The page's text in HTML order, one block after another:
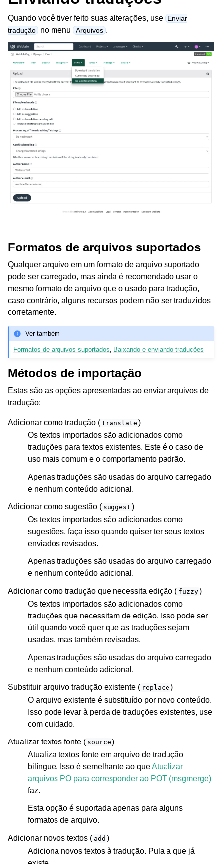
Quando você tiver feito suas alterações, use
Enviar
tradução
no menu Arquivos .
Formatos de arquivos suportados
Qualquer arquivo em um formato de arquivo suportado
pode ser carregado, mas ainda é recomendado usar o
mesmo formato de arquivo que o usado para tradução,
caso contrário, alguns recursos podem não ser traduzidos
corretamente.
Ver também
Formatos de arquivos suportados, Baixando e enviando traduções
Métodos de importação
Estas são as opções apresentadas ao enviar arquivos de
tradução:
Adicionar como tradução ( translate )
Os textos importados são adicionados como
traduções para textos existentes. Este é o caso de
uso mais comum e o comportamento padrão.
Apenas traduções são usadas do arquivo carregado
e nenhum conteúdo adicional.
Adicionar como sugestão ( suggest )
Os textos importados são adicionados como
sugestões, faça isso quando quiser ter seus textos
enviados revisados.
Apenas traduções são usadas do arquivo carregado
e nenhum conteúdo adicional.
Adicionar como tradução que necessita edição ( fuzzy)
Os textos importados são adicionados como
traduções que necessitam de edição. Isso pode ser
útil quando você quer que as traduções sejam
usadas, mas também revisadas.
Apenas traduções são usadas do arquivo carregado
e nenhum conteúdo adicional.
Substituir arquivo tradução existente ( replace )
O arquivo existente é substituído por novo conteúdo.
Isso pode levar à perda de traduções existentes, use
com cuidado.
Atualizar textos fonte ( source )
Atualiza textos fonte em arquivo de tradução
bilíngue. Isso é semelhante ao queAtualizar
arquivos PO para corresponder ao POT (msgmerge)
faz.
Esta opção é suportada apenas para alguns
formatos de arquivo.
Adicionar novos textos ( add )
Adiciona novos textos à tradução. Pula a que já